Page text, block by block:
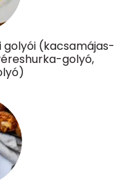
golyói (kacsamájas-
golyó,